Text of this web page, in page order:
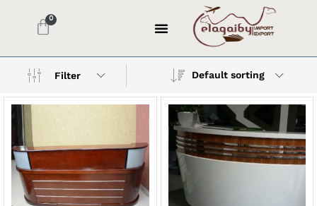
Filter Default sorting